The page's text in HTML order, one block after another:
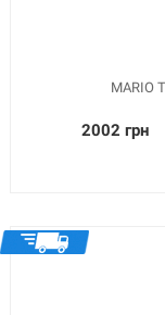
MARIO
2002 грн